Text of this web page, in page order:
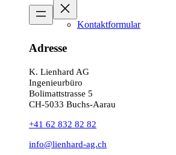
Kontaktformular
Adresse
K. Lienhard AG
Ingenieurbüro
Bolimattstrasse 5
CH-5033 Buchs-Aarau
+41 62 832 82 82
info@lienhard-ag.ch